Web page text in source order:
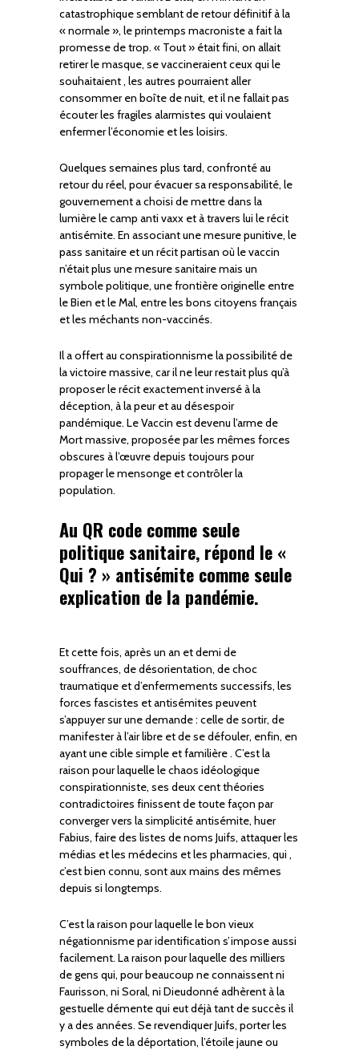
catastrophique semblant de retour définitif à la
« normale », le printemps macroniste a fait la
promesse de trop. « Tout » était fini, on allait
retirer le masque, se vaccineraient ceux qui le
souhaitaient , les autres pourraient aller
consommer en boîte de nuit, et il ne fallait pas
écouter les fragiles alarmistes qui voulaient
enfermer l’économie et les loisirs.
Quelques semaines plus tard, confronté au
retour du réel, pour évacuer sa responsabilité, le
gouvernement a choisi de mettre dans la
lumière le camp anti vaxx et à travers lui le récit
antisémite. En associant une mesure punitive, le
pass sanitaire et un récit partisan où le vaccin
n’était plus une mesure sanitaire mais un
symbole politique, une frontière originelle entre
le Bien et le Mal, entre les bons citoyens français
et les méchants non-vaccinés.
Il a offert au conspirationnisme la possibilité de
la victoire massive, car il ne leur restait plus qu’à
proposer le récit exactement inversé à la
déception, à la peur et au désespoir
pandémique. Le Vaccin est devenu l’arme de
Mort massive, proposée par les mêmes forces
obscures à l’œuvre depuis toujours pour
propager le mensonge et contrôler la
population.
Au QR code comme seule
politique sanitaire, répond le «
Qui ? » antisémite comme seule
explication de la pandémie.
Et cette fois, après un an et demi de
souffrances, de désorientation, de choc
traumatique et d’enfermements successifs, les
forces fascistes et antisémites peuvent
s’appuyer sur une demande : celle de sortir, de
manifester à l’air libre et de se défouler, enfin, en
ayant une cible simple et familière . C’est la
raison pour laquelle le chaos idéologique
conspirationniste, ses deux cent théories
contradictoires finissent de toute façon par
converger vers la simplicité antisémite, huer
Fabius, faire des listes de noms Juifs, attaquer les
médias et les médecins et les pharmacies, qui ,
c’est bien connu, sont aux mains des mêmes
depuis si longtemps.
C’est la raison pour laquelle le bon vieux
négationnisme par identification s’impose aussi
facilement. La raison pour laquelle des milliers
de gens qui, pour beaucoup ne connaissent ni
Faurisson, ni Soral, ni Dieudonné adhèrent à la
gestuelle démente qui eut déjà tant de succès il
y a des années. Se revendiquer Juifs, porter les
symboles de la déportation, l’étoile jaune ou